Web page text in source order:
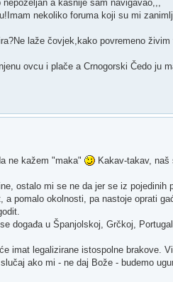
a kasnije sam navigavao,,,
nekoliko foruma koji su mi
laže čovjek,kako povremeno
ovcu i plače a Crnogorski Čedo ju
ne kažem "maka" Kakav-takav,
ostalo mi se ne da jer se iz
pomalo okolnosti, pa nastoje oprati
događa u Španjolskoj, Grčkoj,
imat legalizirane istospolne brakove.
ako mi - ne daj Bože - budemo